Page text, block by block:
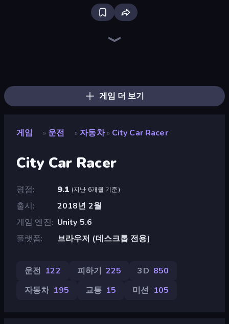
게임 더 보기
게임 » 운전 » 자동차 » City Car Racer
City Car Racer
평점 9.1 (지난 6개월 기준)
출시
2018년 2월
게임 엔진
Unity 5.6
플랫폼
브라우저 (데스크톱 전용)
운전 122 피하기 225 3D 850
자동차 195 교통 15 미션 105